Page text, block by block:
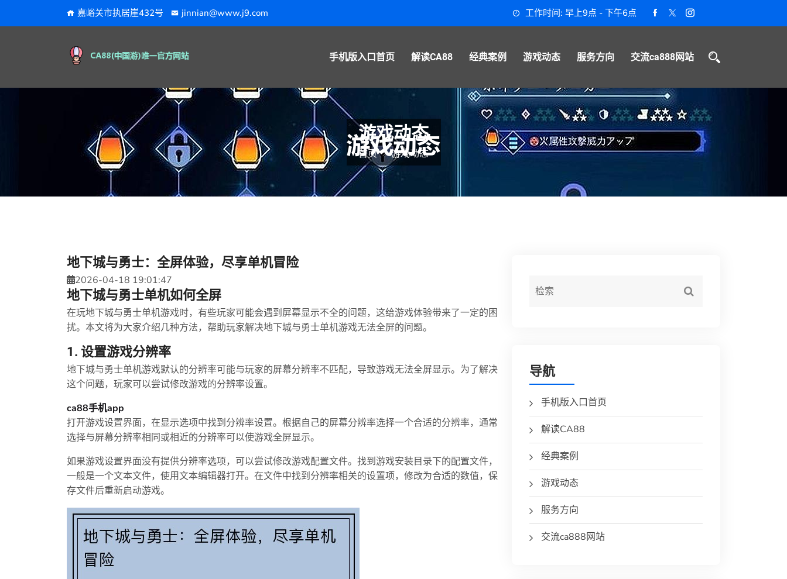
嘉峪关市执居崖432号 jinnian@www.j9.com 工作时间: 早上9点 - 下午6点
手机版入口首页 解读CA88 经典案例 游戏动态 服务方向 交流ca888网站
游戏动态
首页 游戏动态
地下城与勇士：全屏体验，尽享单机冒险
2026-04-18 19:01:47
地下城与勇士单机如何全屏
在玩地下城与勇士单机游戏时，有些玩家可能会遇到屏幕显示不全的问题，这给游戏体验带来了一定的困
扰。本文将为大家介绍几种方法，帮助玩家解决地下城与勇士单机游戏无法全屏的问题。
1. 设置游戏分辨率
地下城与勇士单机游戏默认的分辨率可能与玩家的屏幕分辨率不匹配，导致游戏无法全屏显示。为了解决
这个问题，玩家可以尝试修改游戏的分辨率设置。
ca88手机app
打开游戏设置界面，在显示选项中找到分辨率设置。根据自己的屏幕分辨率选择一个合适的分辨率，通常
选择与屏幕分辨率相同或相近的分辨率可以使游戏全屏显示。
如果游戏设置界面没有提供分辨率选项，可以尝试修改游戏配置文件。找到游戏安装目录下的配置文件，
一般是一个文本文件，使用文本编辑器打开。在文件中找到分辨率相关的设置项，修改为合适的数值，保
存文件后重新启动游戏。
导航
手机版入口首页
解读CA88
经典案例
游戏动态
服务方向
交流ca888网站